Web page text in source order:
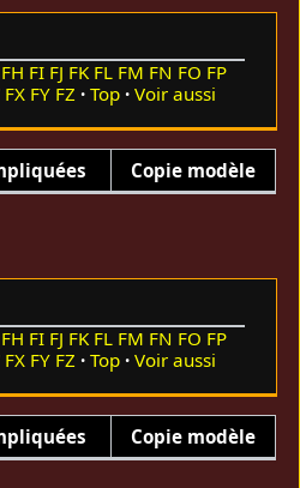
FH FI FJ FK FL FM FN FO FP
FX FY FZ Top Voir aussi
Copie modèle
FH FI FJ FK FL FM FN FO FP
FX FY FZ Top Voir aussi
Copie modèle